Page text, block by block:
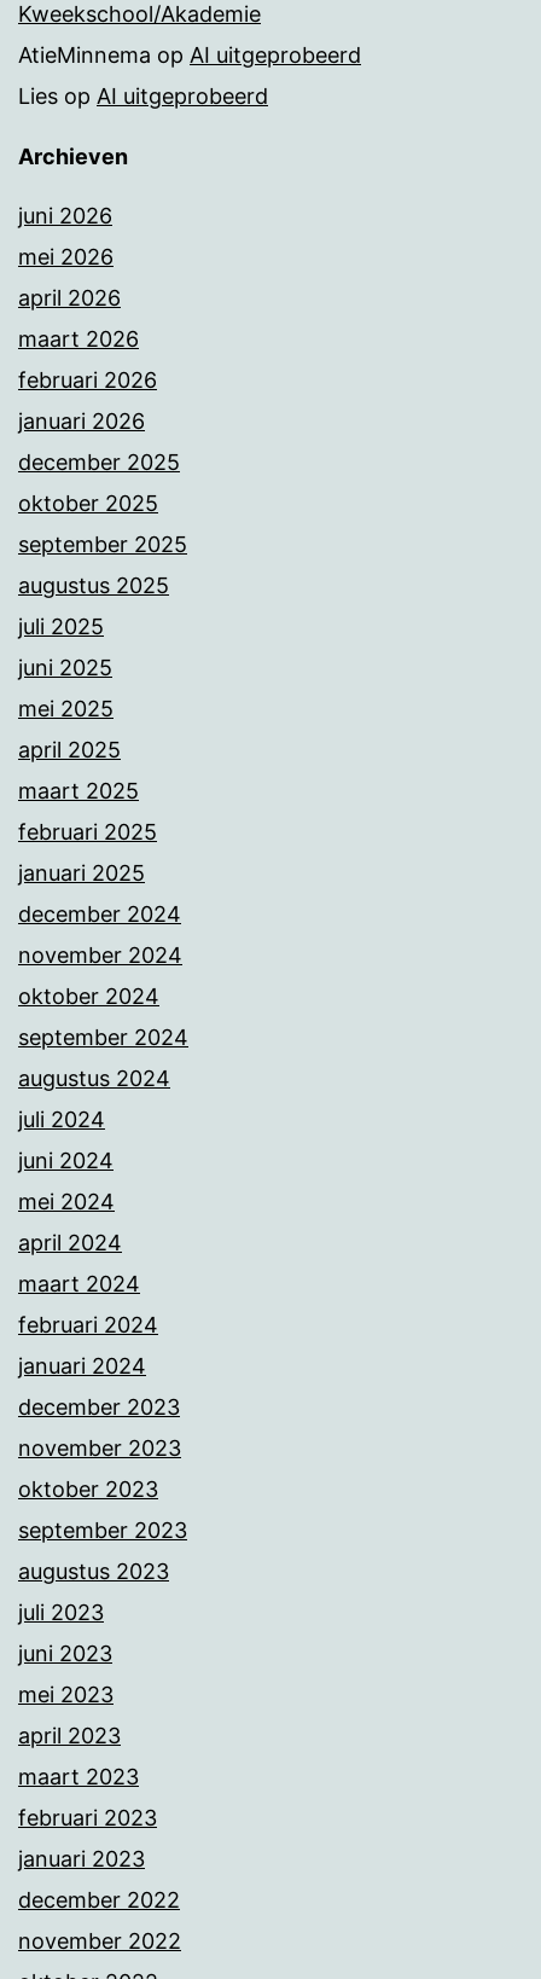
Kweekschool/Akademie
AtieMinnema op AI uitgeprobeerd
Lies op AI uitgeprobeerd
Archieven
juni 2026
mei 2026
april 2026
maart 2026
februari 2026
januari 2026
december 2025
oktober 2025
september 2025
augustus 2025
juli 2025
juni 2025
mei 2025
april 2025
maart 2025
februari 2025
januari 2025
december 2024
november 2024
oktober 2024
september 2024
augustus 2024
juli 2024
juni 2024
mei 2024
april 2024
maart 2024
februari 2024
januari 2024
december 2023
november 2023
oktober 2023
september 2023
augustus 2023
juli 2023
juni 2023
mei 2023
april 2023
maart 2023
februari 2023
januari 2023
december 2022
november 2022